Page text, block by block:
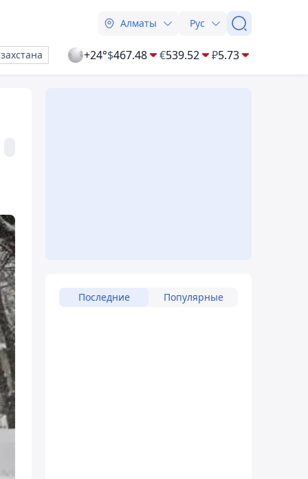
Алматы Рус
+24°$467.48 €539.52 ₽5.73
Последние Популярные